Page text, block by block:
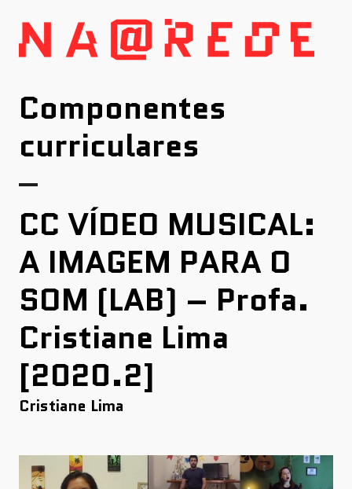
to
content
Componentes
curriculares
CC VÍDEO MUSICAL:
A IMAGEM PARA O
SOM (LAB) – Profa.
Cristiane Lima
[2020.2]
Cristiane Lima